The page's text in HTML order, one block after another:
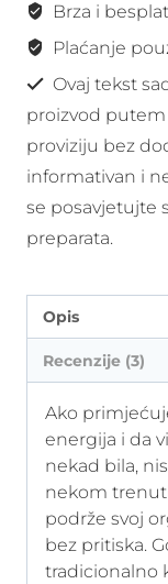
Brza i
Plaćanje
Ovaj tekst
proizvod
proviziju bez
informativan i
se posavjetujte
preparata.
Opis
Recenzije (3)
Ako
energija i da
nekad bila,
nekom
podrže svoj
bez pritiska.
tradicionalno